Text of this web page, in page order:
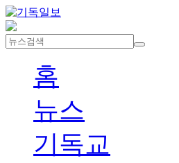
홈
뉴스
기독교